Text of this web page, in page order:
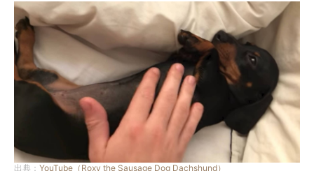
出典： YouTube（Roxy the Sausage Dog Dachshund）